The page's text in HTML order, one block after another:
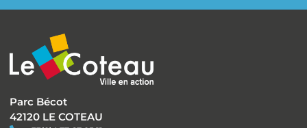
Parc Bécot
42120 LE COTEAU